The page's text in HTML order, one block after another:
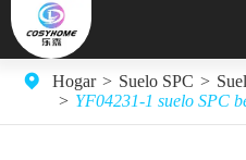
Hogar Suelo SPC
YF04231-1 suelo SPC